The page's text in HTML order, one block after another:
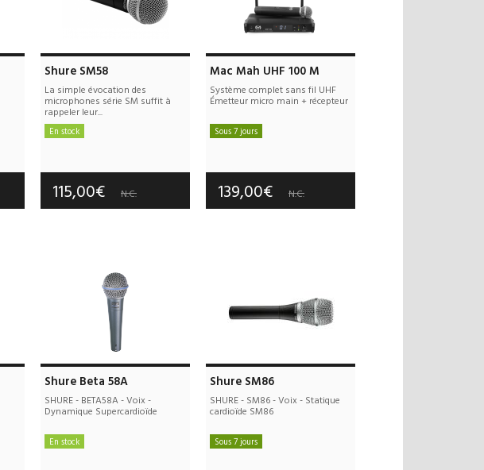
Shure SM58
La simple évocation des
microphones série SM suffit à
rappeler leur...
En stock
Garantie :3 an(s)
115,00€ N.C.
Mac Mah UHF 100 M
Système complet sans fil UHF
Émetteur micro main + récepteur
Sous 7 jours
Garantie :2 an(s)
139,00€ N.C.
Shure Beta 58A
SHURE - BETA58A - Voix -
Dynamique Supercardioïde
En stock
Shure SM86
SHURE - SM86 - Voix - Statique
cardioïde SM86
Sous 7 jours